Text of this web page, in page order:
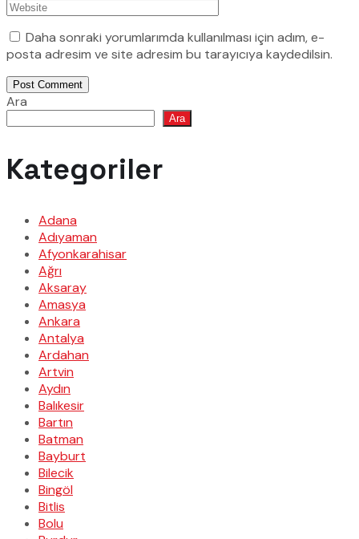
Daha sonraki yorumlarımda kullanılması için adım, e-
posta adresim ve site adresim bu tarayıcıya kaydedilsin.
Post Comment
Ara
Ara
Kategoriler
Adana
Adıyaman
Afyonkarahisar
Ağrı
Aksaray
Amasya
Ankara
Antalya
Ardahan
Artvin
Aydın
Balıkesir
Bartın
Batman
Bayburt
Bilecik
Bingöl
Bitlis
Bolu